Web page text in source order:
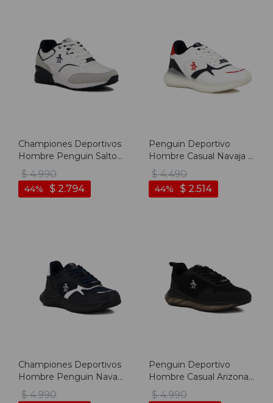
Championes Deportivos
Hombre Penguin Salto -
Blanco
$ 4.990
$ 2.794
44
Penguin Deportivo
Hombre Casual Navaja -
White/navy - Blanco-
marino
$ 4.490
$ 2.514
44
Championes Deportivos
Hombre Penguin Navaja
- Marino-blanco
$ 4.990
Penguin Deportivo
Hombre Casual Arizona -
Black - Negro
$ 4.990